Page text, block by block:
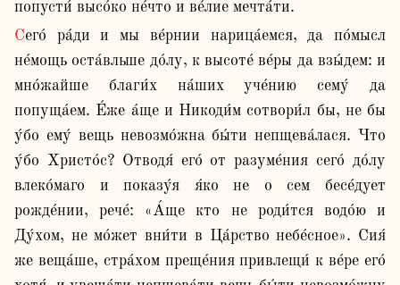
попусти́ высо́ко не́что и ве́лие мечта́ти.
Сего́ ра́ди и мы ве́рнии нарица́емся, да по́мысл
не́мощь оста́вльше до́лу, к высоте́ ве́ры да взы́дем: и
мно́жайше благи́х на́ших уче́нию сему́ да
попуща́ем. Е́же а́ще и Никоди́м сотвори́л бы, не бы
у́бо ему́ вещь невозмо́жна бы́ти непщева́лася. Что
у́бо Христо́с? Отводя́ его́ от разуме́ния сего́ до́лу
влеко́маго и показу́я я́ко не о сем бесе́дует
рожде́нии, рече́: «А́ще кто не роди́тся водо́ю и
Ду́хом, не мо́жет вни́ти в Ца́рство небе́сное». Сия́
же веща́ше, стра́хом преще́ния привлещи́ к ве́ре его́